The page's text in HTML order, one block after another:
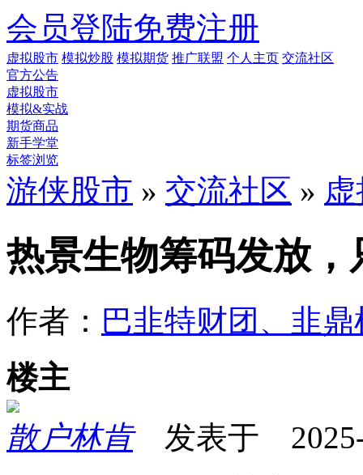
会员登陆免费注册
虚拟股市 模拟炒股 模拟期货 推广联盟 个人主页 交流社区
官方公告
虚拟股市
模拟&实战
期货商品
新手学堂
标签浏览
游侠股市 » 交流社区 »
热景生物筹码发放，
作者： 巴韭特财团、韭鼎
楼主
散户林肯发表于 2025-